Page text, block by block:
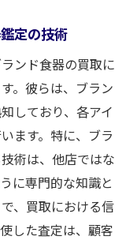
定の技術
ンド食器の買取に
。彼らは、ブラン
しており、各アイ
ます。特に、ブラ
術は、他店ではな
に専門的な知識と
、買取における信
した査定は、顧客